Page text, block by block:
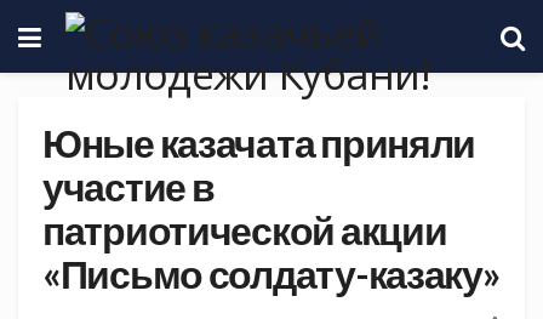
Юные казачата приняли
участие в
патриотической акции
«Письмо солдату-казаку»